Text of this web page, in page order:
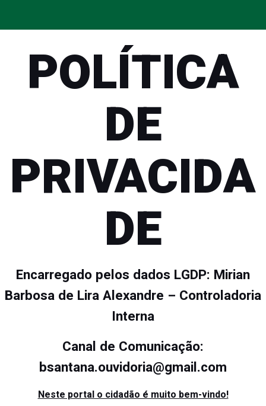
POLÍTICA
DE
PRIVACIDA
DE
Encarregado pelos dados LGDP: Mirian
Barbosa de Lira Alexandre – Controladoria
Interna
Canal de Comunicação:
bsantana.ouvidoria@gmail.com
Neste portal o cidadão é muito bem-vindo!